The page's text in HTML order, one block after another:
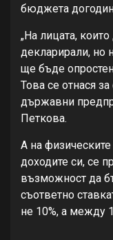
бюджета
„На лицата,
декларирали, но
ще бъде
Това се отнася
държавни
Петкова.
А на
доходите си, се
възможност да
съответно
не 10%, а между